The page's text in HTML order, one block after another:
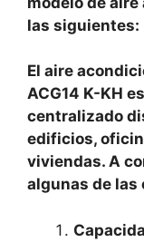
las siguientes:
El aire
ACG14 K-KH
centralizado
edificios,
viviendas. A
algunas de